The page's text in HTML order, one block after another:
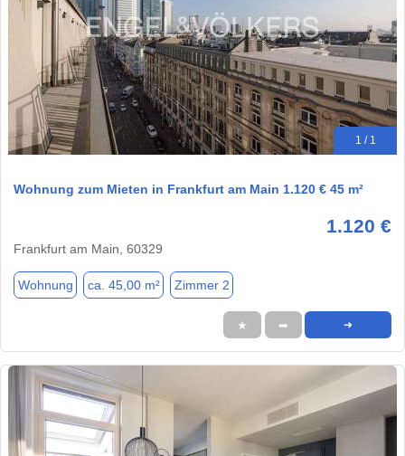
1 / 1
Wohnung zum Mieten in Frankfurt am Main 1.120 € 45 m²
1.120 €
Frankfurt am Main, 60329
Wohnung ca. 45,00 m² Zimmer 2
★ ➦ ➜